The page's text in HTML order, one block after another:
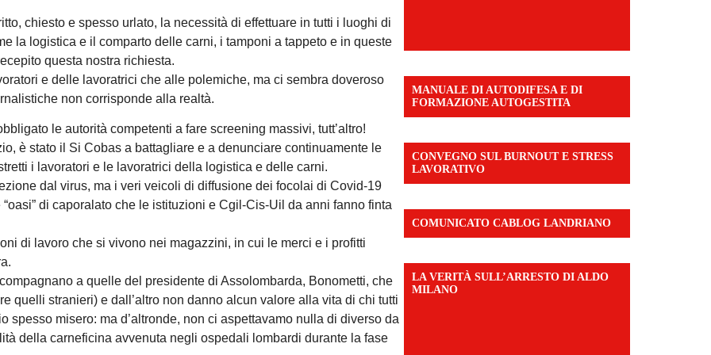
chiesto e spesso urlato, la necessità di effettuare in tutti i luoghi di
la logistica e il comparto delle carni, i tamponi a tappeto e in queste
questa nostra richiesta.
e delle lavoratrici che alle polemiche, ma ci sembra doveroso
non corrisponde alla realtà.
le autorità competenti a fare screening massivi, tutt’altro!
è stato il Si Cobas a battagliare e a denunciare continuamente le
i lavoratori e le lavoratrici della logistica e delle carni.
dal virus, ma i veri veicoli di diffusione dei focolai di Covid-19
di caporalato che le istituzioni e Cgil-Cis-Uil da anni fanno finta
di lavoro che si vivono nei magazzini, in cui le merci e i profitti
a quelle del presidente di Assolombarda, Bonometti, che
quelli stranieri) e dall’altro non danno alcun valore alla vita di chi tutti
spesso misero: ma d’altronde, non ci aspettavamo nulla di diverso da
della carneficina avvenuta negli ospedali lombardi durante la fase
MANUALE DI AUTODIFESA E DI
FORMAZIONE AUTOGESTITA
CONVEGNO SUL BURNOUT E STRESS
LAVORATIVO
COMUNICATO CABLOG LANDRIANO
LA VERITÀ SULL’ARRESTO DI ALDO
MILANO